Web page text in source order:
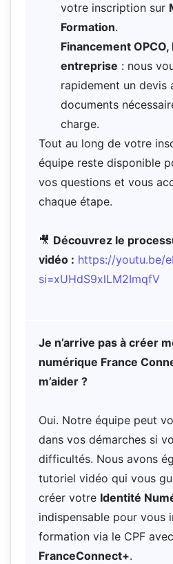
votre inscription sur
Formation.
Financement
entreprise : nous
rapidement un devis
documents
charge.
Tout au long de votre
équipe reste disponible
vos questions et vous
chaque étape.
🎥 Découvrez le
vidéo : https://youtu.be/
si=xUHdS9xlLM2ImqfV
Je n’arrive pas à créer
numérique France
m’aider ?
Oui. Notre équipe peut
dans vos démarches si
difficultés. Nous avons
tutoriel vidéo qui vous
créer votre Identité
indispensable pour vous
formation via le CPF avec
FranceConnect+.